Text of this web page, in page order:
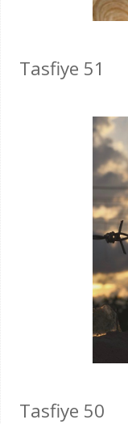
Tasfiye 51
Tasfiye 50